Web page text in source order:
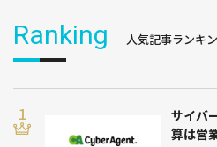
Ranking 人気記事ランキ
サイバ
算は営